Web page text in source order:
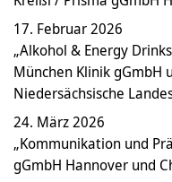
17. Februar 2026
„Alkohol & Energy
München Klinik gGmbH
Niedersächsische
24. März 2026
„Kommunikation und
gGmbH Hannover und